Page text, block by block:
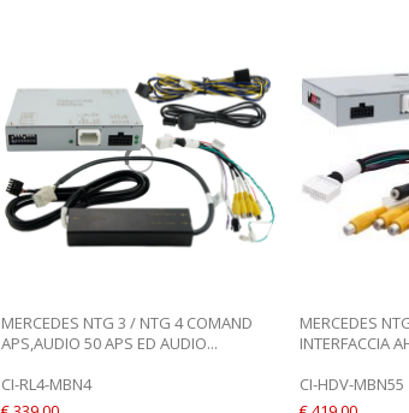
MERCEDES NTG 3 / NTG 4 COMAND
APS,AUDIO 50 APS ED AUDIO...
CI-RL4-MBN4
MERCEDES
INTERFACCIA
CI-HDV-MBN55